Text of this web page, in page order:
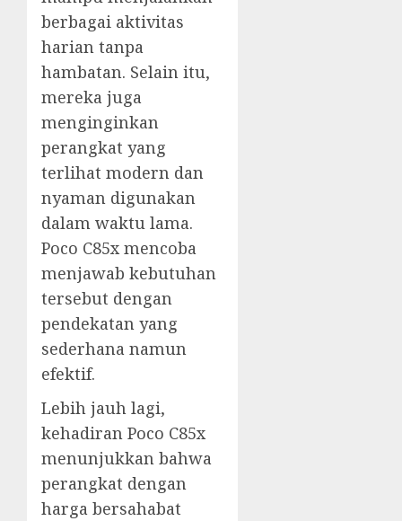
berbagai aktivitas
harian tanpa
hambatan. Selain itu,
mereka juga
menginginkan
perangkat yang
terlihat modern dan
nyaman digunakan
dalam waktu lama.
Poco C85x mencoba
menjawab kebutuhan
tersebut dengan
pendekatan yang
sederhana namun
efektif.
Lebih jauh lagi,
kehadiran Poco C85x
menunjukkan bahwa
perangkat dengan
harga bersahabat